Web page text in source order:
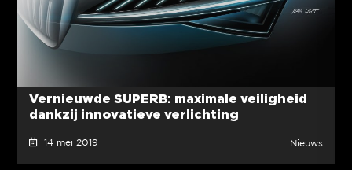
Vernieuwde SUPERB: maximale veiligheid
dankzij innovatieve verlichting
14 mei 2019 Nieuws